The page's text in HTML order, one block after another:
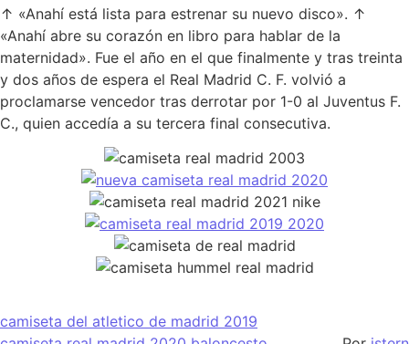
↑ «Anahí está lista para estrenar su nuevo disco». ↑
«Anahí abre su corazón en libro para hablar de la
maternidad». Fue el año en el que finalmente y tras treinta
y dos años de espera el Real Madrid C. F. volvió a
proclamarse vencedor tras derrotar por 1-0 al Juventus F.
C., quien accedía a su tercera final consecutiva.
camiseta del atletico de madrid 2019